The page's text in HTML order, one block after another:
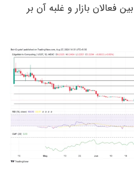
فعالان بازار و غلبه آن بر